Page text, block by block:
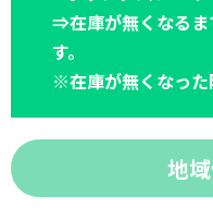
⇒在庫が無くなるま
す。
※在庫が無くなった
地